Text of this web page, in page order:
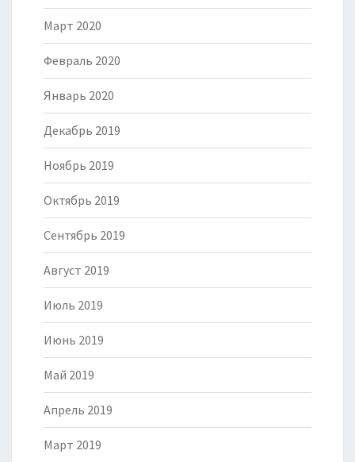
Март 2020
Февраль 2020
Январь 2020
Декабрь 2019
Ноябрь 2019
Октябрь 2019
Сентябрь 2019
Август 2019
Июль 2019
Июнь 2019
Май 2019
Апрель 2019
Март 2019